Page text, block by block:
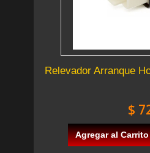
Relevador Arranque
$
Agregar al Carrito